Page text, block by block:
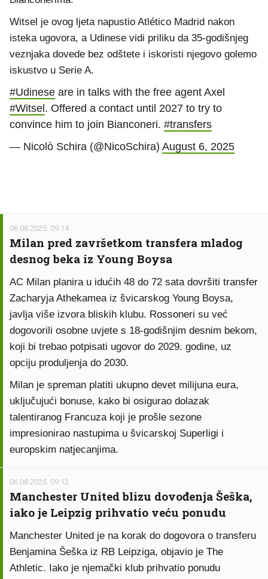
Witsel je ovog ljeta napustio Atlético Madrid nakon
isteka ugovora, a Udinese vidi priliku da 35-godišnjeg
veznjaka dovede bez odštete i iskoristi njegovo golemo
iskustvo u Serie A.
#Udinese are in talks with the free agent Axel
#Witsel . Offered a contact until 2027 to try to
convince him to join Bianconeri. #transfers
— Nicolò Schira (@NicoSchira) August 6, 2025
06.08.2025. 09:14
Milan pred završetkom transfera mladog
desnog beka iz Young Boysa
AC Milan planira u idućih 48 do 72 sata dovršiti transfer
Zacharyja Athekamea iz švicarskog Young Boysa,
javlja više izvora bliskih klubu. Rossoneri su već
dogovorili osobne uvjete s 18-godišnjim desnim bekom,
koji bi trebao potpisati ugovor do 2029. godine, uz
opciju produljenja do 2030.
Milan je spreman platiti ukupno devet milijuna eura,
uključujući bonuse, kako bi osigurao dolazak
talentiranog Francuza koji je prošle sezone
impresionirao nastupima u švicarskoj Superligi i
europskim natjecanjima.
06.08.2025. 09:12
Manchester United blizu dovođenja Šeška,
iako je Leipzig prihvatio veću ponudu
Manchester United je na korak do dogovora o transferu
Benjamina Šeška iz RB Leipziga, objavio je The
Athletic. Iako je njemački klub prihvatio ponudu